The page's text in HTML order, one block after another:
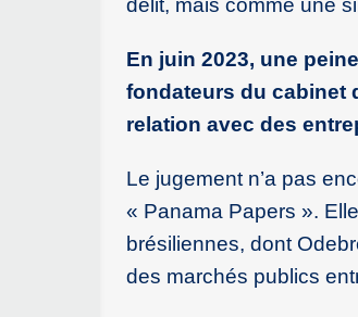
délit, mais comme une
En juin 2023, une
fondateurs du cabinet
relation avec des
Le jugement n’a pas
« Panama Papers ».
brésiliennes, dont
des marchés publics